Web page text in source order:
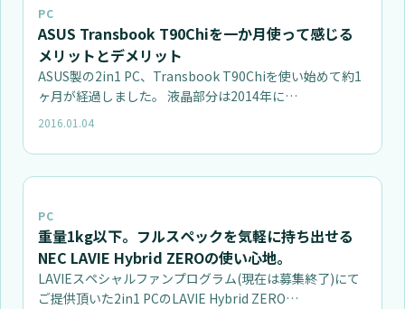
PC
ASUS Transbook T90Chiを一か月使って感じる
メリットとデメリット
ASUS製の2in1 PC、Transbook T90Chiを使い始めて約1
ヶ月が経過しました。 液晶部分は2014年に…
2016.01.04
PC
重量1kg以下。フルスペックを気軽に持ち出せる
NEC LAVIE Hybrid ZEROの使い心地。
LAVIEスペシャルファンプログラム(現在は募集終了)にて
ご提供頂いた2in1 PCのLAVIE Hybrid ZERO…